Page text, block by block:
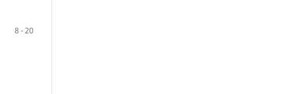
8 - 20